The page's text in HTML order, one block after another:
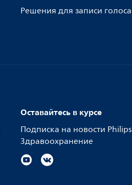
Решения для записи голоса
Оставайтесь в курсе
Подписка на новости Philips
Здравоохранение